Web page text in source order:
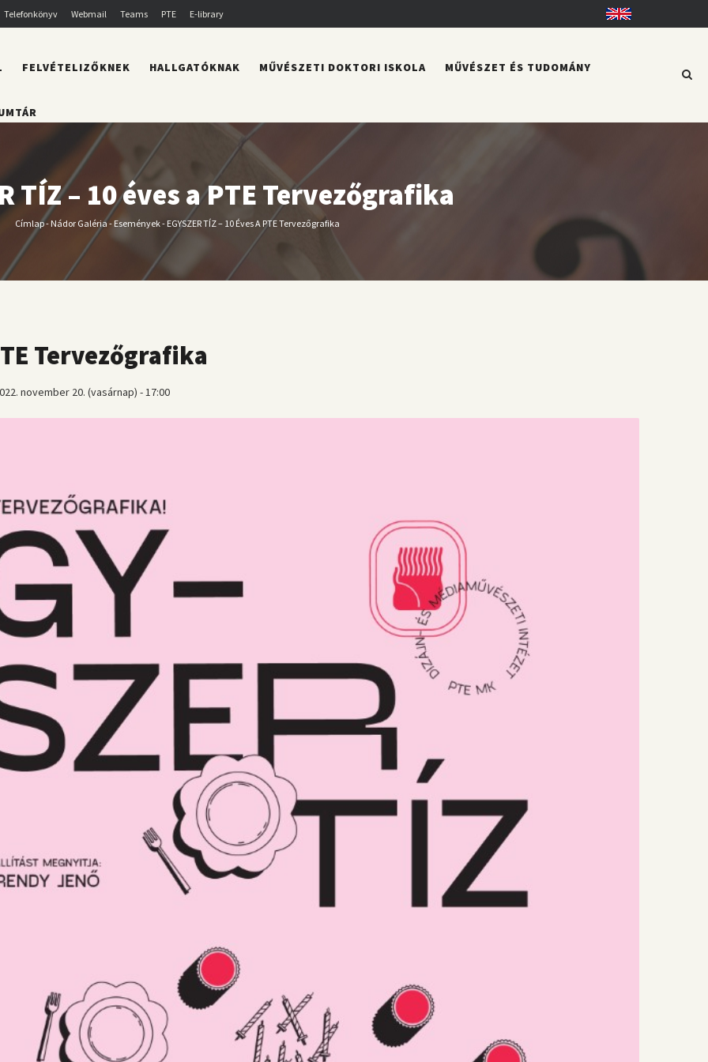
Telefonkönyv Webmail Teams PTE E-library English
FELVÉTELIZŐKNEK HALLGATÓKNAK MŰVÉSZETI DOKTORI ISKOLA MŰVÉSZET ÉS TUDOMÁNY
TÍZ – 10 éves a PTE Tervezőgrafika
Morzsa
Címlap- Nádor Galéria-Események- EGYSZER TÍZ – 10 Éves A PTE Tervezőgrafika
Tervezőgrafika
november 20. (vasárnap) - 17:00